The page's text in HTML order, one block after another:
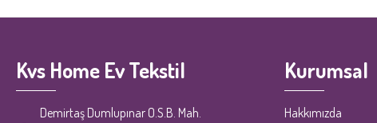
Kvs Home Ev Tekstil
Demirtaş Dumlupınar O.S.B. Mah.
Kurumsal
Hakkımızda